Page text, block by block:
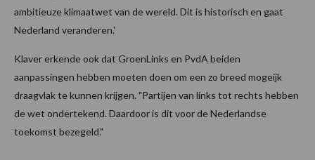
ambitieuze klimaatwet van de wereld. Dit is historisch en gaat
Nederland veranderen.'
Klaver erkende ook dat GroenLinks en PvdA beiden
aanpassingen hebben moeten doen om een zo breed mogeijk
draagvlak te kunnen krijgen. "Partijen van links tot rechts hebben
de wet ondertekend. Daardoor is dit voor de Nederlandse
toekomst bezegeld."